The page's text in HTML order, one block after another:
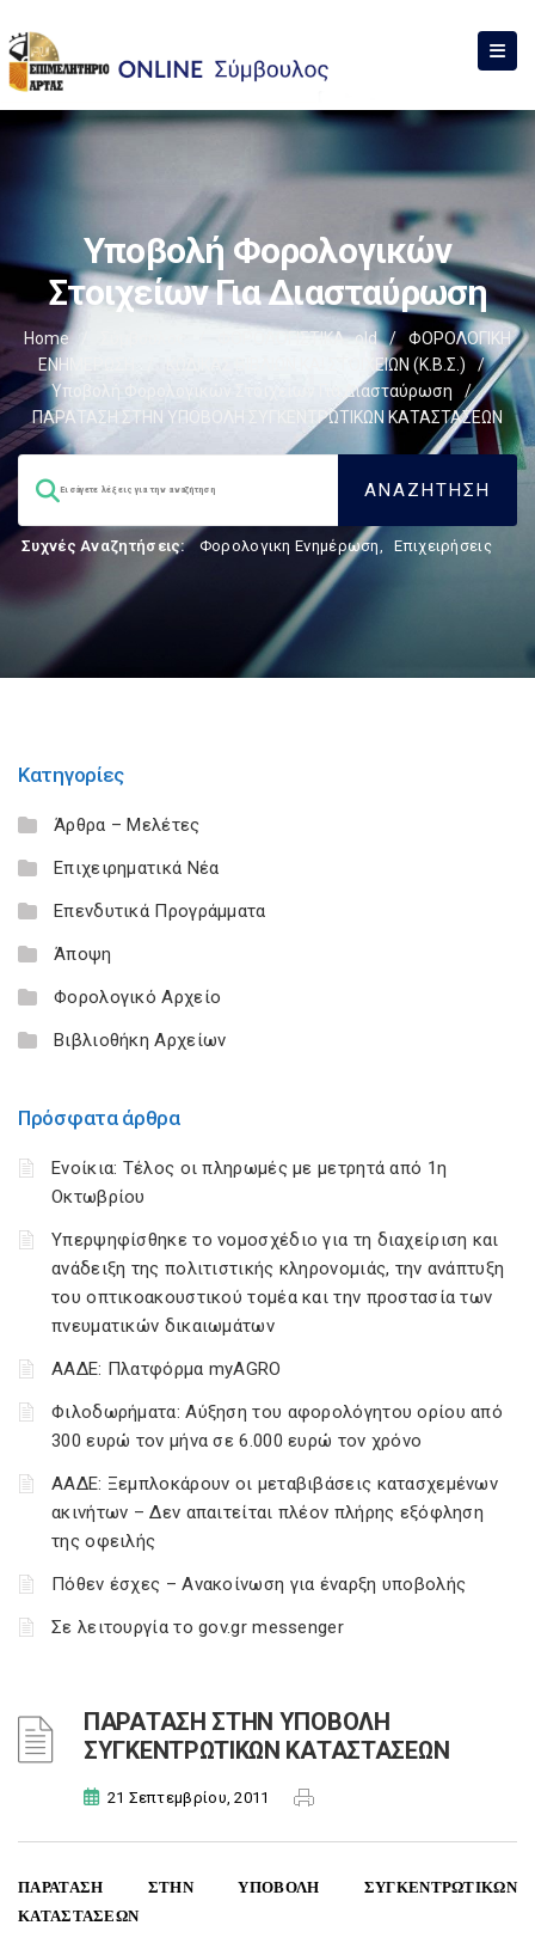
Υποβολή Φορολογικών
Στοιχείων Για Διασταύρωση
Home ΦΟΡΟΛΟΓΙΣΤΙΚΑ_old /
ΦΟΡΟΛΟΓΙΚΗ
ΕΝΗΜΕΡΩΣΗ
ΚΩΔΙΚΑΣ ΒΙΒΛΙΩΝ ΚΑΙ ΣΤΟΙΧΕΙΩΝ (Κ.Β.Σ.)
/
Υποβολή Φορολογικών Στοιχείων Για Διασταύρωση
/
ΠΑΡΑΤΑΣΗ ΣΤΗΝ ΥΠΟΒΟΛΗ ΣΥΓΚΕΝΤΡΩΤΙΚΩΝ ΚΑΤΑΣΤΑΣΕΩΝ
Συχνές Αναζητήσεις: Φορολογικη Ενημέρωση, Επιχειρήσεις
Κατηγορίες
Άρθρα – Μελέτες
Επιχειρηματικά Νέα
Επενδυτικά Προγράμματα
Άποψη
Φορολογικό Αρχείο
Βιβλιοθήκη Αρχείων
Πρόσφατα άρθρα
Ενοίκια: Τέλος οι πληρωμές με μετρητά από 1η
Οκτωβρίου
Υπερψηφίσθηκε το νομοσχέδιο για τη διαχείριση και
ανάδειξη της πολιτιστικής κληρονομιάς, την ανάπτυξη
του οπτικοακουστικού τομέα και την προστασία των
πνευματικών δικαιωμάτων
ΑΑΔΕ: Πλατφόρμα myAGRO
Φιλοδωρήματα: Αύξηση του αφορολόγητου ορίου από
300 ευρώ τον μήνα σε 6.000 ευρώ τον χρόνο
ΑΑΔΕ: Ξεμπλοκάρουν οι μεταβιβάσεις κατασχεμένων
ακινήτων – Δεν απαιτείται πλέον πλήρης εξόφληση
της οφειλής
Πόθεν έσχες – Ανακοίνωση για έναρξη υποβολής
Σε λειτουργία το gov.gr messenger
ΠΑΡΑΤΑΣΗ ΣΤΗΝ ΥΠΟΒΟΛΗ
ΣΥΓΚΕΝΤΡΩΤΙΚΩΝ ΚΑΤΑΣΤΑΣΕΩΝ
21 Σεπτεμβρίου, 2011
ΠΑΡΑΤΑΣΗ ΣΤΗΝ ΥΠΟΒΟΛΗ ΣΥΓΚΕΝΤΡΩΤΙΚΩΝ
ΚΑΤΑΣΤΑΣΕΩΝ